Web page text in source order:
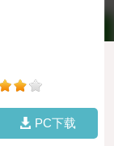
PC下载